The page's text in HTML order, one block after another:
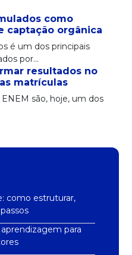
como
captação orgânica
é um dos principais
por…
resultados no
matrículas
são, hoje, um dos
como estruturar,
para